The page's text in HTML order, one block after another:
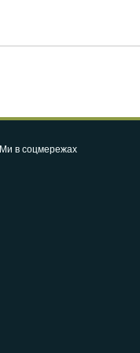
Ми в соцмережах